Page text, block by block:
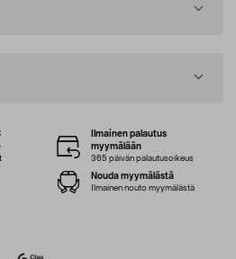
Ilmainen palautus
myymälään
365 päivän palautusoikeus
Nouda myymälästä
Ilmainen nouto myymälästä